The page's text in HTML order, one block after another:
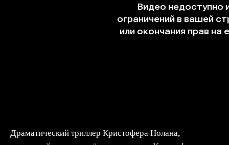
Драматический триллер Кристофера Нолана,